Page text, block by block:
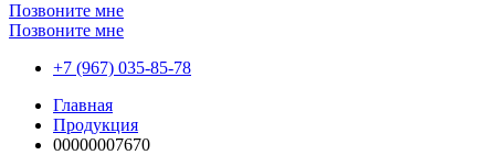
Позвоните мне
Позвоните мне
+7 (967) 035-85-78
Главная
Продукция
00000007670